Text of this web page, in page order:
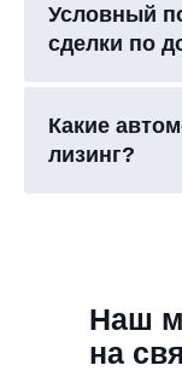
Условный
сделки по
Какие
лизинг?
Наш
на